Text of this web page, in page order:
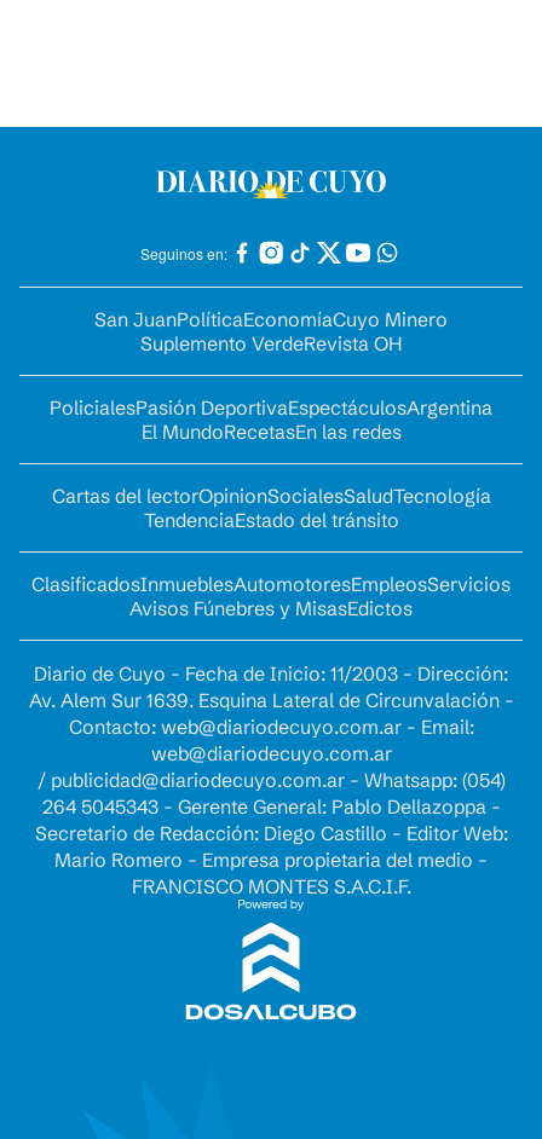
Seguinos en:
San JuanPolíticaEconomíaCuyo Minero
Suplemento VerdeRevista OH
PolicialesPasión DeportivaEspectáculosArgentina
El MundoRecetasEn las redes
Cartas del lectorOpinionSocialesSaludTecnología
TendenciaEstado del tránsito
ClasificadosInmueblesAutomotoresEmpleosServicios
Avisos Fúnebres y MisasEdictos
Diario de Cuyo - Fecha de Inicio: 11/2003 - Dirección:
Av. Alem Sur 1639. Esquina Lateral de Circunvalación -
Contacto: web@diariodecuyo.com.ar- Email:
web@diariodecuyo.com.ar
/ publicidad@diariodecuyo.com.ar- Whatsapp: (054)
264 5045343 - Gerente General: Pablo Dellazoppa -
Secretario de Redacción: Diego Castillo - Editor Web:
Mario Romero - Empresa propietaria del medio -
FRANCISCO MONTES S.A.C.I.F.